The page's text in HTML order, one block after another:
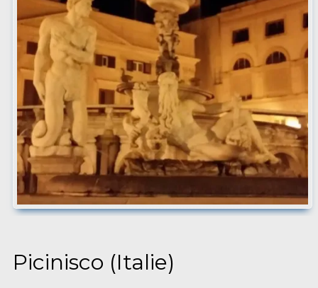
Picinisco (Italie)